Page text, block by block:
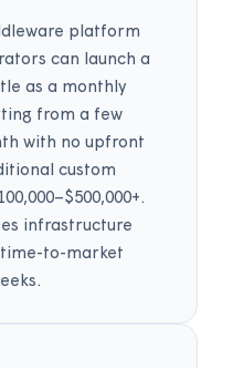
platform
can launch a
as a monthly
from a few
with no upfront
custom
infrastructure
time-to-market